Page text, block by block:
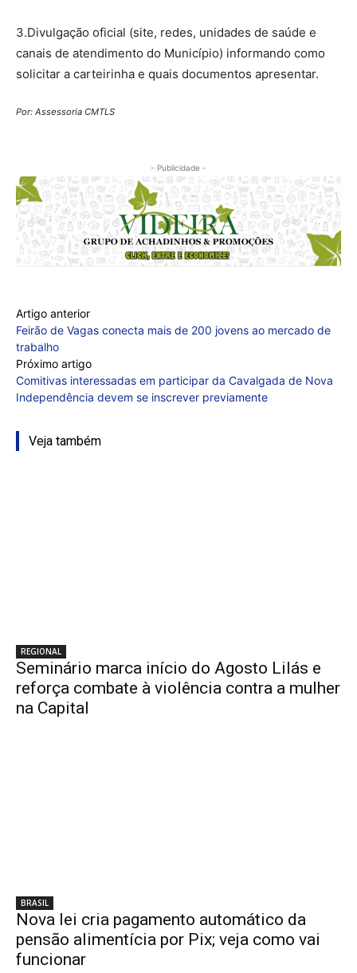
3.Divulgação oficial (site, redes, unidades de saúde e
canais de atendimento do Município) informando como
solicitar a carteirinha e quais documentos apresentar.
Por: Assessoria CMTLS
- Publicidade -
Artigo anterior
Feirão de Vagas conecta mais de 200 jovens ao mercado de
trabalho
Próximo artigo
Comitivas interessadas em participar da Cavalgada de Nova
Independência devem se inscrever previamente
Veja também
REGIONAL
Seminário marca início do Agosto Lilás e
reforça combate à violência contra a mulher
na Capital
BRASIL
Nova lei cria pagamento automático da
pensão alimentícia por Pix; veja como vai
funcionar